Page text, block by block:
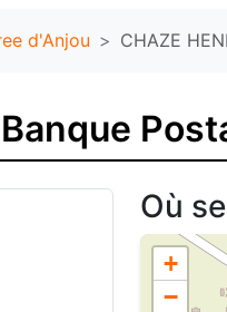
d'Anjou CHAZE
Où
+
−